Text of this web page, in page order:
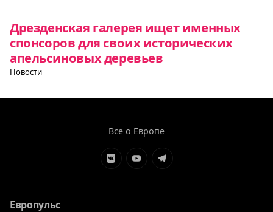
Дрезденская галерея ищет именных
спонсоров для своих исторических
апельсиновых деревьев
Новости
Все о Европе
ЭлементЭлементЭлемент
Европульс